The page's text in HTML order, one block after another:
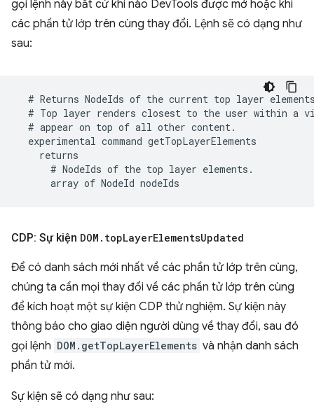
gọi lệnh này bất cứ khi nào DevTools được mở hoặc khi
các phần tử lớp trên cùng thay đổi. Lệnh sẽ có dạng như
sau:
CDP: Sự kiện DOM . topLayerElementsUpdated
Để có danh sách mới nhất về các phần tử lớp trên cùng,
chúng ta cần mọi thay đổi về các phần tử lớp trên cùng
để kích hoạt một sự kiện CDP thử nghiệm. Sự kiện này
thông báo cho giao diện người dùng về thay đổi, sau đó
gọi lệnh DOM.getTopLayerElements và nhận danh sách
phần tử mới.
Sự kiện sẽ có dạng như sau: